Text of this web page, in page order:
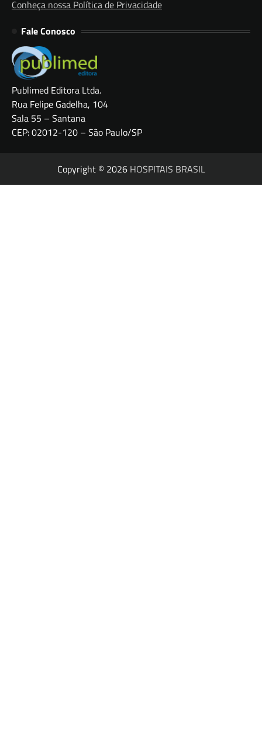
Conheça nossa Política de Privacidade
Fale Conosco
Publimed Editora Ltda.
Rua Felipe Gadelha, 104
Sala 55 – Santana
CEP: 02012-120 – São Paulo/SP
Copyright © 2026 HOSPITAIS BRASIL